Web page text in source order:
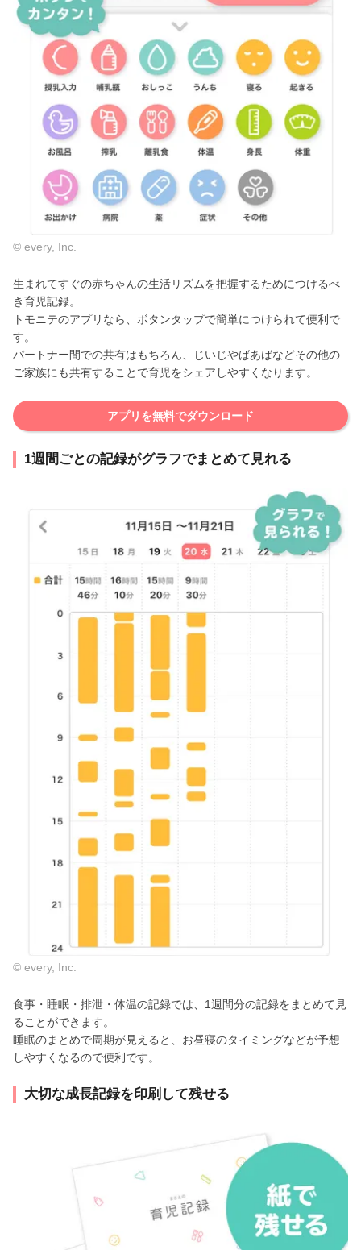
© every, Inc.
生まれてすぐの赤ちゃんの生活リズムを把握するためにつけるべ
き育児記録。
トモニテのアプリなら、ボタンタップで簡単につけられて便利で
す。
パートナー間での共有はもちろん、じいじやばあばなどその他の
ご家族にも共有することで育児をシェアしやすくなります。
アプリを無料でダウンロード
1週間ごとの記録がグラフでまとめて見れる
© every, Inc.
食事・睡眠・排泄・体温の記録では、1週間分の記録をまとめて見
ることができます。
睡眠のまとめで周期が見えると、お昼寝のタイミングなどが予想
しやすくなるので便利です。
大切な成長記録を印刷して残せる